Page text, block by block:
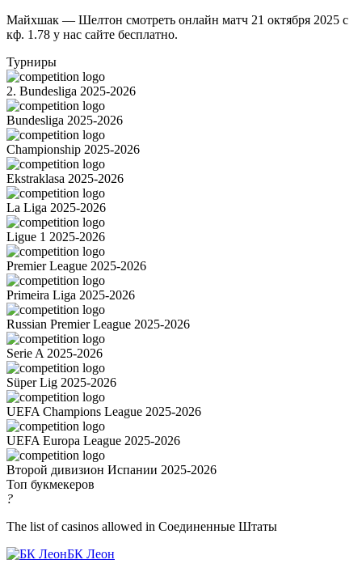
Майхшак — Шелтон cмотреть онлайн матч 21 октября 2025 с
кф. 1.78 у нас сайте бесплатно.
Турниры
2. Bundesliga 2025-2026
Bundesliga 2025-2026
Championship 2025-2026
Ekstraklasa 2025-2026
La Liga 2025-2026
Ligue 1 2025-2026
Premier League 2025-2026
Primeira Liga 2025-2026
Russian Premier League 2025-2026
Serie A 2025-2026
Süper Lig 2025-2026
UEFA Champions League 2025-2026
UEFA Europa League 2025-2026
Второй дивизион Испании 2025-2026
Топ букмекеров
?
The list of casinos allowed in Соединенные Штаты
БК Леон